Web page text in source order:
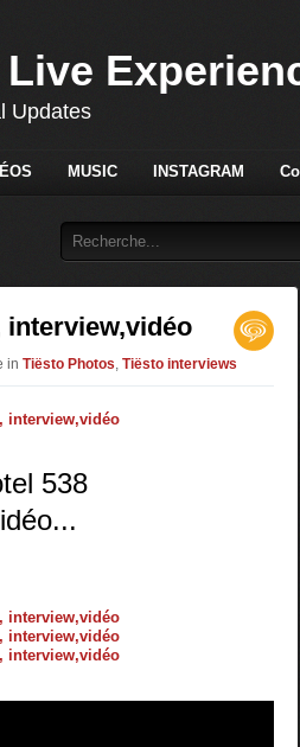
Updates
MUSIC INSTAGRAM
interview,vidéo
in Tiësto Photos Tiësto interviews
538